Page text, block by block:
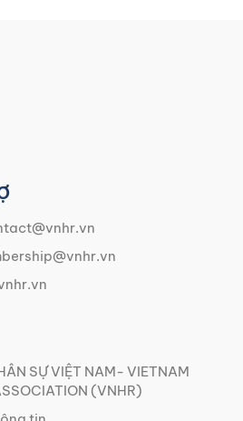
SỰ VIỆT NAM- VIETNAM
(VNHR)